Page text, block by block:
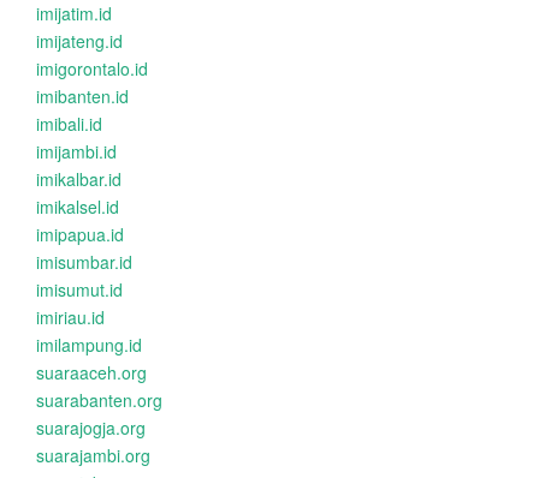
imijatim.id
imijateng.id
imigorontalo.id
imibanten.id
imibali.id
imijambi.id
imikalbar.id
imikalsel.id
imipapua.id
imisumbar.id
imisumut.id
imiriau.id
imilampung.id
suaraaceh.org
suarabanten.org
suarajogja.org
suarajambi.org